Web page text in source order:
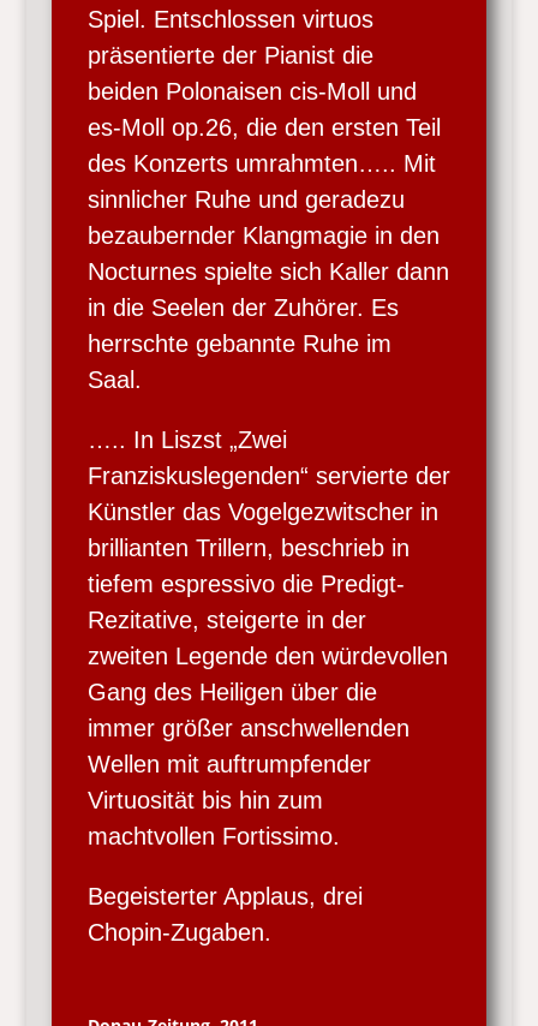
Spiel. Entschlossen virtuos
präsentierte der Pianist die
beiden Polonaisen cis-Moll und
es-Moll op.26, die den ersten Teil
des Konzerts umrahmten….. Mit
sinnlicher Ruhe und geradezu
bezaubernder Klangmagie in den
Nocturnes spielte sich Kaller dann
in die Seelen der Zuhörer. Es
herrschte gebannte Ruhe im
Saal.
….. In Liszst „Zwei
Franziskuslegenden“ servierte der
Künstler das Vogelgezwitscher in
brillianten Trillern, beschrieb in
tiefem espressivo die Predigt-
Rezitative, steigerte in der
zweiten Legende den würdevollen
Gang des Heiligen über die
immer größer anschwellenden
Wellen mit auftrumpfender
Virtuosität bis hin zum
machtvollen Fortissimo.
Begeisterter Applaus, drei
Chopin-Zugaben.